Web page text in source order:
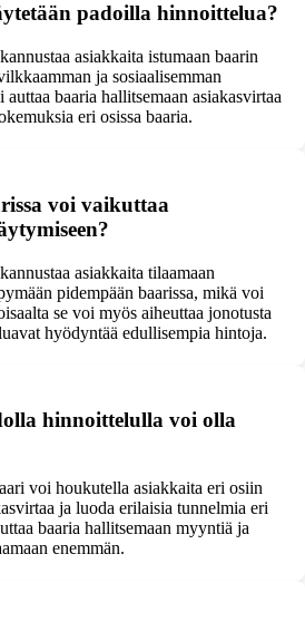
padoilla hinnoittelua?
asiakkaita istumaan baarin
ja sosiaalisemman
baaria hallitsemaan asiakasvirtaa
eri osissa baaria.
voi vaikuttaa
asiakkaita tilaamaan
pidempään baarissa, mikä voi
se voi myös aiheuttaa jonotusta
hyödyntää edullisempia hintoja.
hinnoittelulla voi olla
voi houkutella asiakkaita eri osiin
ja luoda erilaisia tunnelmia eri
baaria hallitsemaan myyntiä ja
enemmän.